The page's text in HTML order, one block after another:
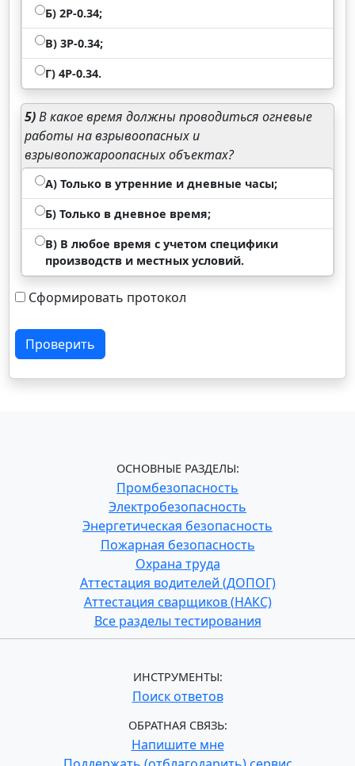
Б) 2Р-0.34;
В) 3Р-0.34;
Г) 4Р-0.34.
5)В какое время должны проводиться огневые
работы на взрывоопасных и
взрывопожароопасных объектах?
А) Только в утренние и дневные часы;
Б) Только в дневное время;
В) В любое время с учетом специфики
производств и местных условий.
Сформировать протокол
Проверить
ОСНОВНЫЕ РАЗДЕЛЫ:
Промбезопасность
Электробезопасность
Энергетическая безопасность
Пожарная безопасность
Охрана труда
Аттестация водителей (ДОПОГ)
Аттестация сварщиков (НАКС)
Все разделы тестирования
ИНСТРУМЕНТЫ:
Поиск ответов
ОБРАТНАЯ СВЯЗЬ:
Напишите мне